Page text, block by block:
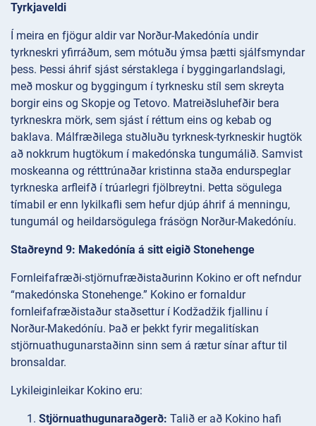
Tyrkjaveldi
Í meira en fjögur aldir var Norður-Makedónía undir
tyrkneskri yfirráðum, sem mótuðu ýmsa þætti sjálfsmyndar
þess. Þessi áhrif sjást sérstaklega í byggingarlandslagi,
með moskur og byggingum í tyrknesku stíl sem skreyta
borgir eins og Skopje og Tetovo. Matreiðsluhefðir bera
tyrkneskra mörk, sem sjást í réttum eins og kebab og
baklava. Málfræðilega stuðluðu tyrknesk-tyrkneskir hugtök
að nokkrum hugtökum í makedónska tungumálið. Samvist
moskeanna og rétttrúnaðar kristinna staða endurspeglar
tyrkneska arfleifð í trúarlegri fjölbreytni. Þetta sögulega
tímabil er enn lykilkafli sem hefur djúp áhrif á menningu,
tungumál og heildarsögulega frásögn Norður-Makedóníu.
Staðreynd 9: Makedónía á sitt eigið Stonehenge
Fornleifafræði-stjörnufræðistaðurinn Kokino er oft nefndur
“makedónska Stonehenge.” Kokino er fornaldur
fornleifafræðistaður staðsettur í Kodžadžik fjallinu í
Norður-Makedóníu. Það er þekkt fyrir megalitískan
stjörnuathugunarstaðinn sinn sem á rætur sínar aftur til
bronsaldar.
Lykileiginleikar Kokino eru:
Stjörnuathugunaraðgerð: Talið er að Kokino hafi